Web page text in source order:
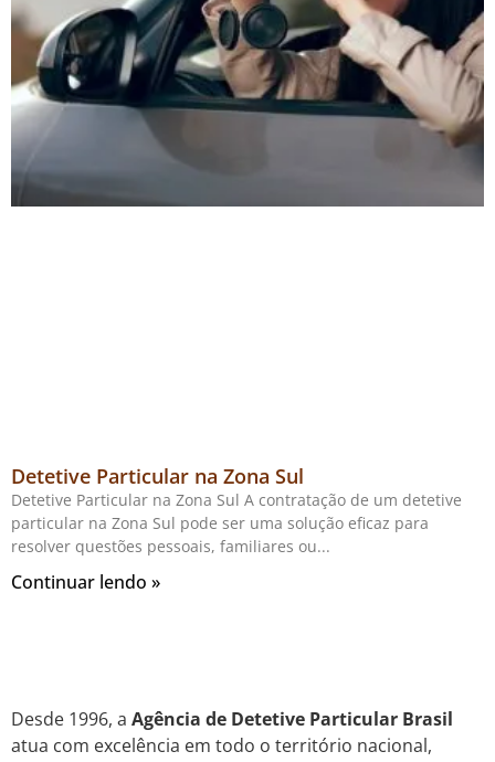
Detetive Particular na Zona Sul
Detetive Particular na Zona Sul A contratação de um detetive
particular na Zona Sul pode ser uma solução eficaz para
resolver questões pessoais, familiares ou
Continuar lendo »
Desde 1996, a Agência de Detetive Particular Brasil
atua com excelência em todo o território nacional,